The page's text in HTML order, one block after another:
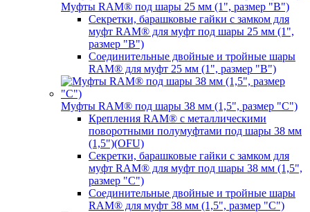
Муфты RAM® под шары 25 мм (1", размер "B")
Секретки, барашковые гайки с замком для
муфт RAM® для муфт под шары 25 мм (1",
размер "B")
Соединительные двойные и тройные шары
RAM® для муфт 25 мм (1", размер "B")
Муфты RAM® под шары 38 мм (1,5", размер "C")
Крепления RAM® с металлическими
поворотными полумуфтами под шары 38 мм
(1,5")(OFU)
Секретки, барашковые гайки с замком для
муфт RAM® для муфт под шары 38 мм (1,5",
размер "C")
Соединительные двойные и тройные шары
RAM® для муфт 38 мм (1,5", размер "C")